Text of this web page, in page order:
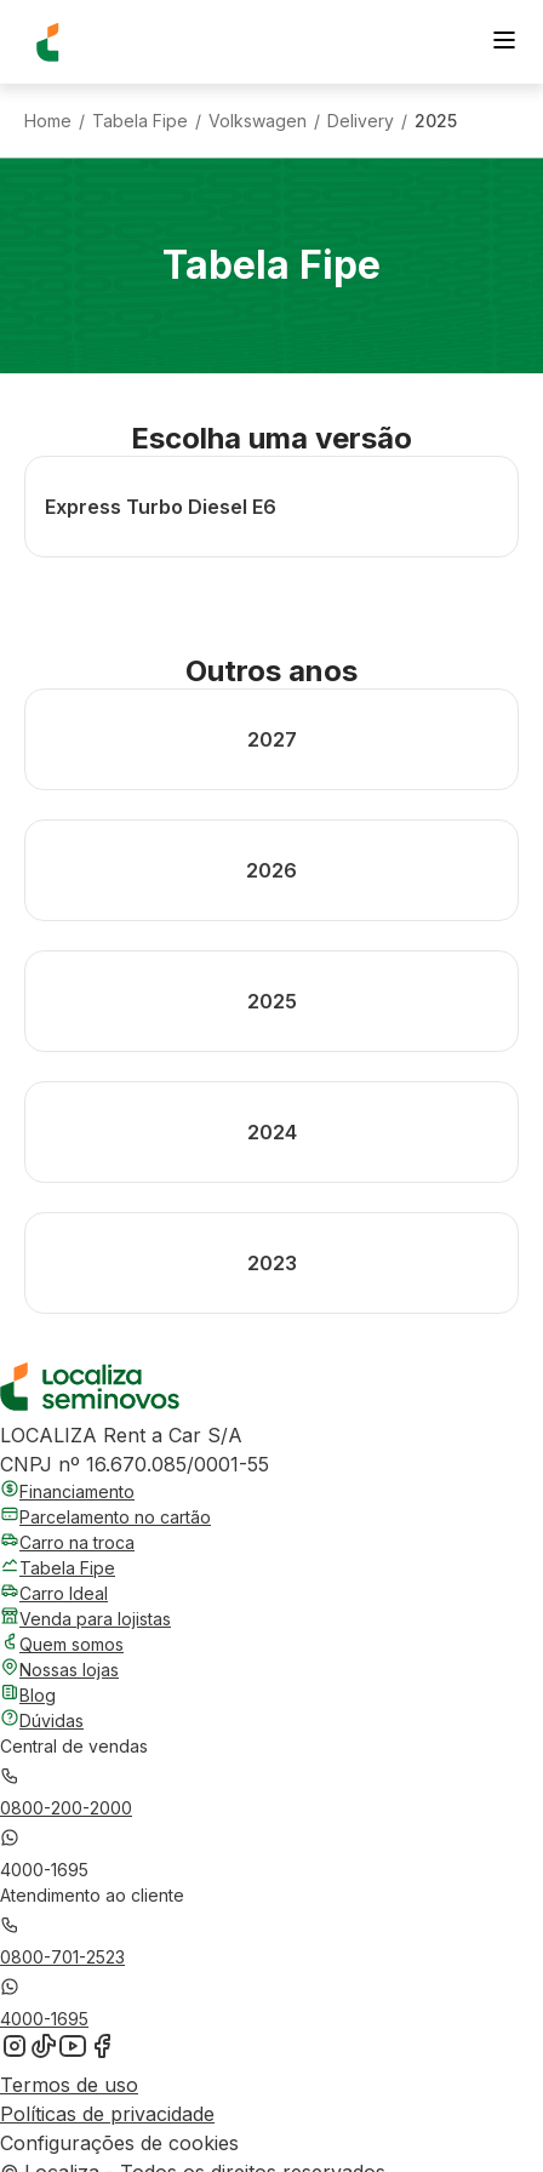
Home / Tabela Fipe / Volkswagen / Delivery / 2025
Tabela Fipe
Escolha uma versão
Express Turbo Diesel E6
Outros anos
2027
2026
2025
2024
2023
LOCALIZA Rent a Car S/A
CNPJ nº 16.670.085/0001-55
Financiamento
Parcelamento no cartão
Carro na troca
Tabela Fipe
Carro Ideal
Venda para lojistas
Quem somos
Nossas lojas
Blog
Dúvidas
Central de vendas
0800-200-2000
4000-1695
Atendimento ao cliente
0800-701-2523
4000-1695
Termos de uso
Políticas de privacidade
Configurações de cookies